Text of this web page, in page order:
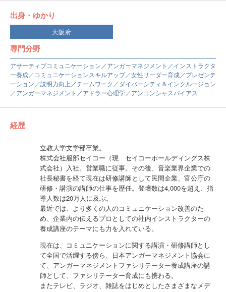
出身・ゆかり
大阪府
専門分野
アサーティブコミュニケーション／アンガーマネジメント／インストラクタ
ー養成／コミュニケーションスキルアップ／女性リーダー育成／プレゼンテ
ーション／説明力向上／チームワーク／ダイバーシティ＆インクルージョン
／アンガーマネジメント／アドラー心理学／アンコンシャスバイアス
経歴
立教大学文学部卒業。
株式会社服部セイコー（現 セイコーホールディングス株
式会社）入社。営業職に従事。その後、音楽業界企業での
社長秘書を経て現在は研修講師として民間企業、官公庁の
研修・講演の講師の仕事を歴任。登壇数は4,000を超え、指
導人数は20万人に及ぶ。
最近では、より多くの人のコミュニケーション改善のた
め、企業内の伝えるプロとしての社内インストラクターの
養成講座のテーマにも力を入れている。
現在は、コミュニケーションに関する講演・研修講師とし
て全国で活躍する傍ら、日本アンガーマネジメント協会に
て、アンガーマネジメントファシリテーター養成講座の講
師として、ファシリテーター育成にも携わる。
またテレビ、ラジオ、雑誌をはじめとしたさまざまなメデ